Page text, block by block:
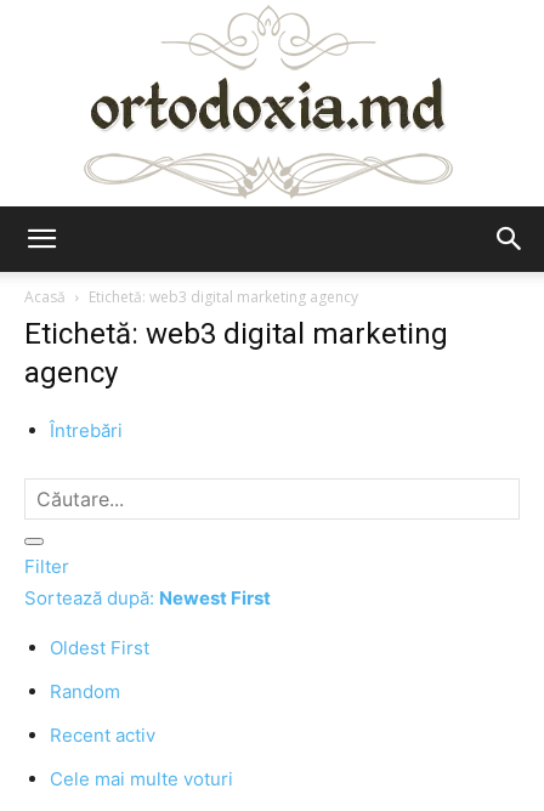
Acasă
Etichetă: web3 digital marketing agency
Etichetă: web3 digital marketing
agency
Întrebări
Filter
Sortează după: Newest First
Oldest First
Random
Recent activ
Cele mai multe voturi